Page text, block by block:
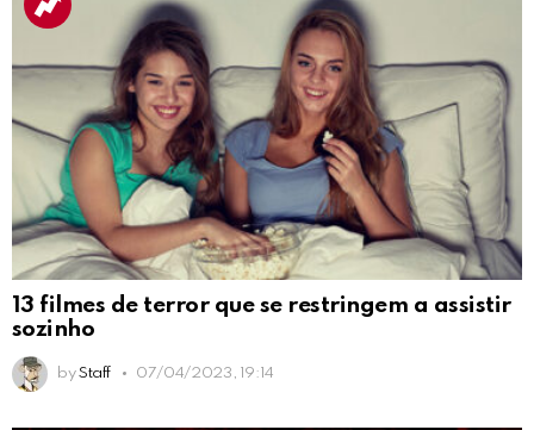
13 filmes de terror que se restringem a assistir
sozinho
by Staff 07/04/2023, 19:14